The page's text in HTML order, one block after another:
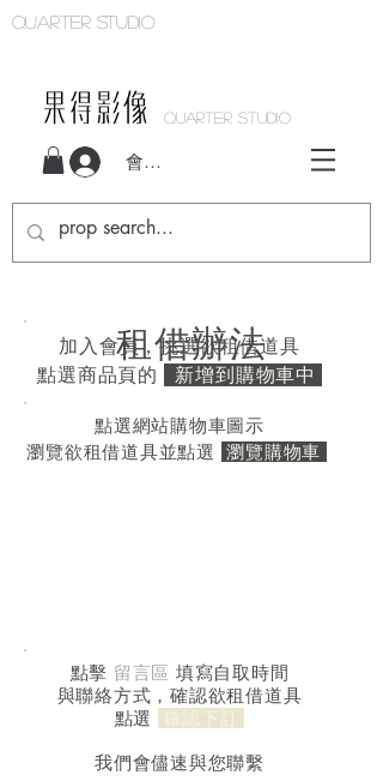
Quarter studio
會員登入
QUARTER STUDIO
租借辦法
加入會員，挑選欲租借道具
點選商品頁的
新增到購物車中
點選網站購物車圖示
​瀏覽欲租借道具並點選
瀏覽購物車
點擊 留言區 填寫自取時間
與聯絡方式，確認欲租借道具
點選
確認下訂
我們會儘速與您聯繫